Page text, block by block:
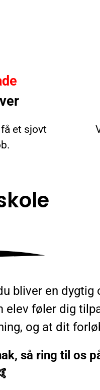
et sjovt
bliver en
føler dig
og at dit
så ring til os